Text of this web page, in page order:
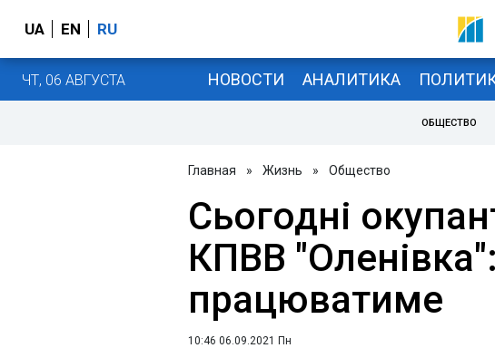
UA EN RU
ЧТ, 06 АВГУСТА НОВОСТИ АНАЛИТИКА
ОБЩЕСТВО
Главная » Жизнь » Общество
Сьогодні
КПВВ
працюватиме
10:46 06.09.2021 Пн